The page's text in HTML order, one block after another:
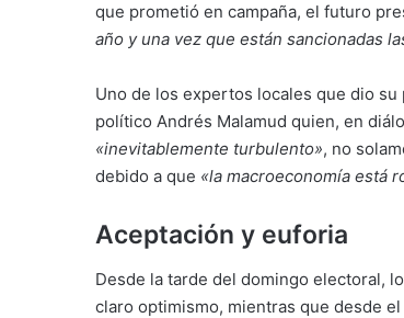
que prometió en campaña, el futuro
año y una vez que están sancionadas
Uno de los expertos locales que dio
político Andrés Malamud quien, en
«inevitablemente turbulento», no
debido a que «la macroeconomía está
Aceptación y euforia
Desde la tarde del domingo electoral,
claro optimismo, mientras que desde